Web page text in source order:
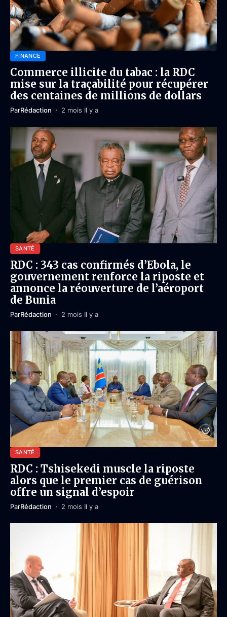
FINANCE
Commerce illicite du tabac : la RDC
mise sur la traçabilité pour récupérer
des centaines de millions de dollars
ParRédaction 2 mois Il y a
SANTÉ
RDC : 343 cas confirmés d’Ebola, le
gouvernement renforce la riposte et
annonce la réouverture de l’aéroport
de Bunia
ParRédaction 2 mois Il y a
SANTÉ
RDC : Tshisekedi muscle la riposte
alors que le premier cas de guérison
offre un signal d’espoir
ParRédaction 2 mois Il y a